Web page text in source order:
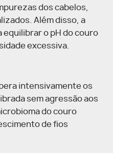
dos cabelos,
Além disso, a
equilibrar o pH do couro
excessiva.
intensivamente os
sem agressão aos
do couro
de fios